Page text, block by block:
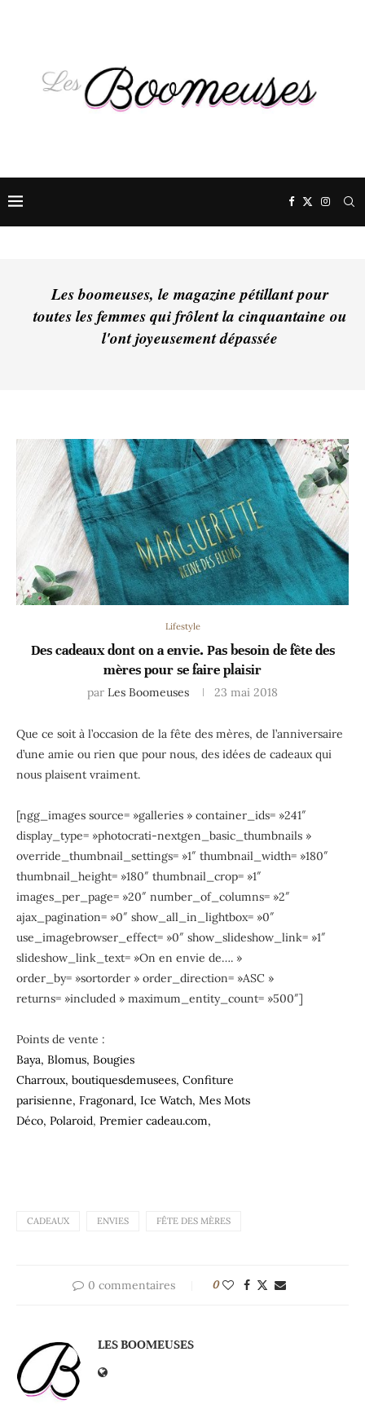
Les boomeuses, le magazine pétillant pour
toutes les femmes qui frôlent la cinquantaine ou
l'ont joyeusement dépassée
Lifestyle
Des cadeaux dont on a envie. Pas besoin de fête des
mères pour se faire plaisir
par Les Boomeuses 23 mai 2018
Que ce soit à l’occasion de la fête des mères, de l’anniversaire
d’une amie ou rien que pour nous, des idées de cadeaux qui
nous plaisent vraiment.
[ngg_images source= »galleries » container_ids= »241″
display_type= »photocrati-nextgen_basic_thumbnails »
override_thumbnail_settings= »1″ thumbnail_width= »180″
thumbnail_height= »180″ thumbnail_crop= »1″
images_per_page= »20″ number_of_columns= »2″
ajax_pagination= »0″ show_all_in_lightbox= »0″
use_imagebrowser_effect= »0″ show_slideshow_link= »1″
slideshow_link_text= »On en envie de…. »
order_by= »sortorder » order_direction= »ASC »
returns= »included » maximum_entity_count= »500″]
Points de vente :
Baya, Blomus, Bougies
Charroux, boutiquesdemusees, Confiture
parisienne, Fragonard, Ice Watch, Mes Mots
Déco, Polaroid, Premier cadeau.com,
CADEAUX ENVIES FÊTE DES MÈRES
0 commentaires 0
LES BOOMEUSES